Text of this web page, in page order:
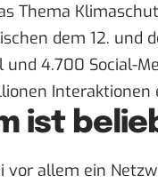
Thema
dem 12. und
4.700 Social-
Interaktionen
ist
vor allem ein